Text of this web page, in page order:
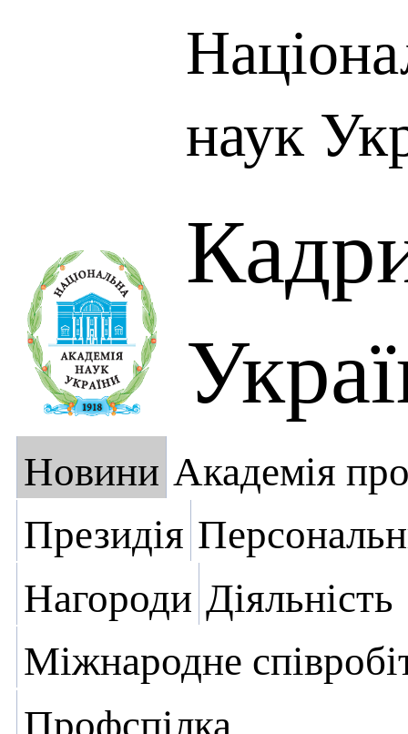
наук
Новини Академія
Президія
Нагороди Діяльність
Міжнародне
Профспілка